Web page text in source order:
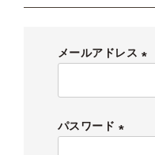
メールアドレス
必
)
パスワード